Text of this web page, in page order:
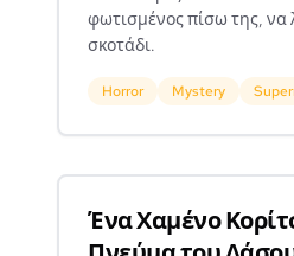
φωτισμένος πίσω της, να
σκοτάδι.
Horror Mystery
Ένα Χαμένο